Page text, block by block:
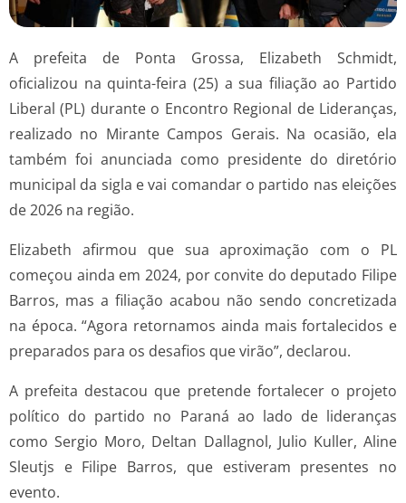
A prefeita de Ponta Grossa, Elizabeth Schmidt,
oficializou na quinta-feira (25) a sua filiação ao Partido
Liberal (PL) durante o Encontro Regional de Lideranças,
realizado no Mirante Campos Gerais. Na ocasião, ela
também foi anunciada como presidente do diretório
municipal da sigla e vai comandar o partido nas eleições
de 2026 na região.
Elizabeth afirmou que sua aproximação com o PL
começou ainda em 2024, por convite do deputado Filipe
Barros, mas a filiação acabou não sendo concretizada
na época. “Agora retornamos ainda mais fortalecidos e
preparados para os desafios que virão”, declarou.
A prefeita destacou que pretende fortalecer o projeto
político do partido no Paraná ao lado de lideranças
como Sergio Moro, Deltan Dallagnol, Julio Kuller, Aline
Sleutjs e Filipe Barros, que estiveram presentes no
evento.